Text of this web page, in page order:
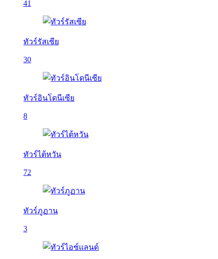
41
ทัวร์รัสเซีย
30
ทัวร์อินโดนีเซีย
8
ทัวร์ไต้หวัน
72
ทัวร์ภูฏาน
3